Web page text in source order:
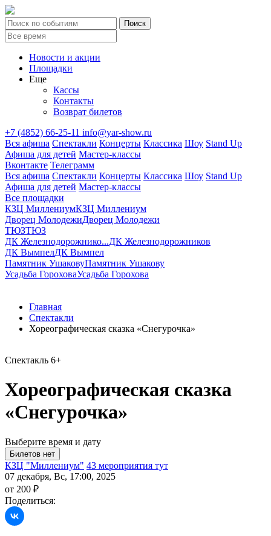
Новости и акции
Площадки
Еще
Кассы
Контакты
Возврат билетов
+7 (4852) 66-25-11 info@yar-show.ru
Вся афиша Спектакли Концерты Классика Шоу Stand Up
Афиша для детей Мастер-классы
Вконтакте Телеграмм
Вся афиша Спектакли Концерты Классика Шоу Stand Up
Афиша для детей Мастер-классы
Все площадки
КЗЦ МиллениумКЗЦ Миллениум
Дворец МолодежиДворец Молодежи
ТЮЗТЮЗ
ДК Железнодорожнико...ДК Железнодорожников
ДК ВымпелДК Вымпел
Памятник УшаковуПамятник Ушакову
Усадьба ГороховаУсадьба Горохова
Главная
Спектакли
Хореографическая сказка «Снегурочка»
Спектакль 6+
Хореографическая сказка
«Снегурочка»
Выберите время и дату
КЗЦ "Миллениум" 43 мероприятия тут
07 декабря, Вс, 17:00, 2025
от 200 ₽
Поделиться: